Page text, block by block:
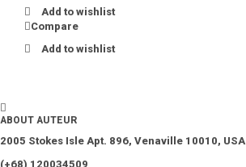
Add to wishlist
Compare
Add to wishlist
ABOUT AUTEUR
2005 Stokes Isle Apt. 896, Venaville 10010, USA
(+68) 120034509